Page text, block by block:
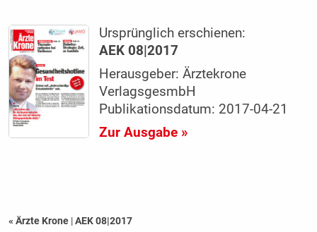
Ursprünglich erschienen:
AEK 08|2017
Herausgeber: Ärztekrone
VerlagsgesmbH
Publikationsdatum: 2017-04-21
Zur Ausgabe »
« Ärzte Krone |AEK 08|2017